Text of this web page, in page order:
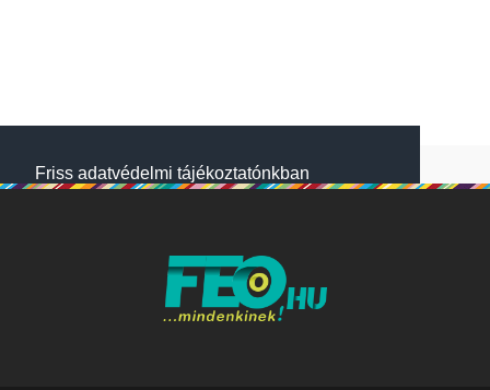
Friss adatvédelmi tájékoztatónkban
használunk a jobb működésért. A Website
NetSolution Média Zrt. 2018 május 25.
napjától hatályos adatkezelési tájékoztatóját